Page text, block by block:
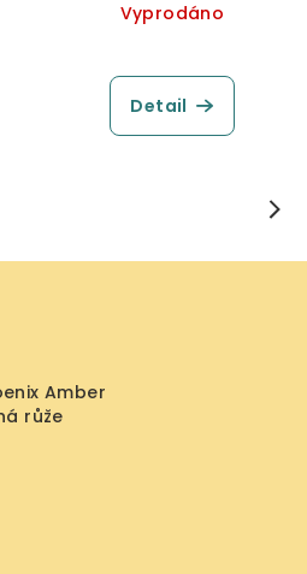
Vyprodáno
Detail
Amber
růže